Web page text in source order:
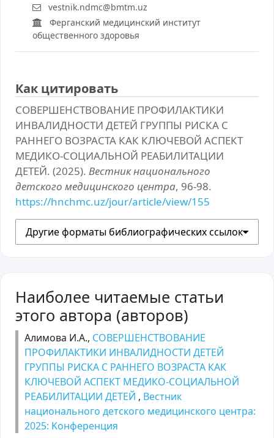
vestnik.ndmc@bmtm.uz
Ферганский медицинский институт
общественного здоровья
Как цитировать
СОВЕРШЕНСТВОВАНИЕ ПРОФИЛАКТИКИ
ИНВАЛИДНОСТИ ДЕТЕЙ ГРУППЫ РИСКА С
РАННЕГО ВОЗРАСТА КАК КЛЮЧЕВОЙ АСПЕКТ
МЕДИКО-СОЦИАЛЬНОЙ РЕАБИЛИТАЦИИ
ДЕТЕЙ. (2025). Вестник национального
детского медицинского центра, 96-98.
https://hnchmc.uz/jour/article/view/155
Другие форматы библиографических ссылок
Наиболее читаемые статьи
этого автора (авторов)
Алимова И.А., СОВЕРШЕНСТВОВАНИЕ
ПРОФИЛАКТИКИ ИНВАЛИДНОСТИ ДЕТЕЙ
ГРУППЫ РИСКА С РАННЕГО ВОЗРАСТА КАК
КЛЮЧЕВОЙ АСПЕКТ МЕДИКО-СОЦИАЛЬНОЙ
РЕАБИЛИТАЦИИ ДЕТЕЙ , Вестник
национального детского медицинского центра:
2025: Kонференция